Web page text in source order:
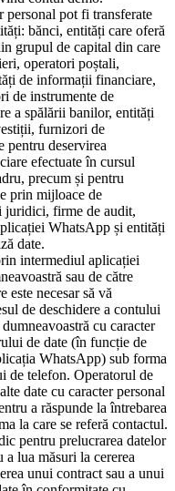
personal pot fi transferate
bănci, entități care oferă
grupul de capital din care
operatori poștali,
de informații financiare,
de instrumente de
a spălării banilor, entități
furnizori de
pentru deservirea
efectuate în cursul
precum și pentru
prin mijloace de
juridici, firme de audit,
WhatsApp și entități
date.
intermediul aplicației
sau de către
este necesar să vă
de deschidere a contului
cu caracter
de date (în funcție de
WhatsApp) sub forma
de telefon. Operatorul de
date cu caracter personal
a răspunde la întrebarea
la care se referă contactul.
pentru prelucrarea datelor
lua măsuri la cererea
unui contract sau a unui